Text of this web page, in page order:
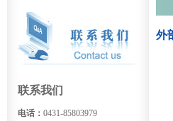
联系我们
电话： 0431-85803979
外